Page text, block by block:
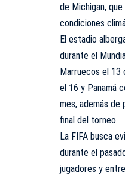
de Michigan,
condiciones
El estadio
durante el
Marruecos el 13
el 16 y Panamá
mes, además
final del torneo.
La FIFA busca
durante el
jugadores y